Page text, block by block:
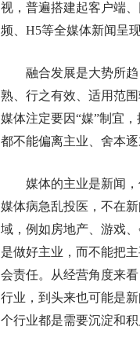
视，普遍搭建起客户端
频、H5等全媒体新闻呈
融合发展是大势所趋
熟、行之有效、适用范
媒体注定要因“媒”制宜
都不能偏离主业、舍本
媒体的主业是新闻，
媒体病急乱投医，不在
域，例如房地产、游戏
是做好主业，而不能把
会责任。从经营角度来
行业，到头来也可能是
个行业都是需要沉淀和